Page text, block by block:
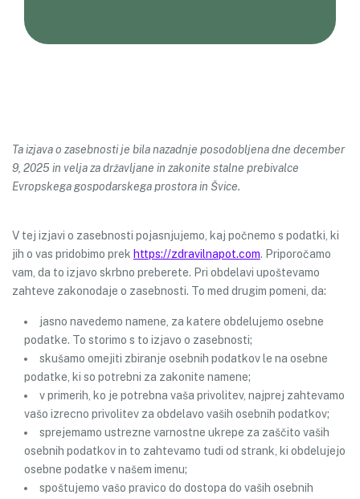
Ta izjava o zasebnosti je bila nazadnje posodobljena dne december
9, 2025 in velja za državljane in zakonite stalne prebivalce
Evropskega gospodarskega prostora in Švice.
V tej izjavi o zasebnosti pojasnjujemo, kaj počnemo s podatki, ki
jih o vas pridobimo prek https://zdravilnapot.com. Priporočamo
vam, da to izjavo skrbno preberete. Pri obdelavi upoštevamo
zahteve zakonodaje o zasebnosti. To med drugim pomeni, da:
jasno navedemo namene, za katere obdelujemo osebne
podatke. To storimo s to izjavo o zasebnosti;
skušamo omejiti zbiranje osebnih podatkov le na osebne
podatke, ki so potrebni za zakonite namene;
v primerih, ko je potrebna vaša privolitev, najprej zahtevamo
vašo izrecno privolitev za obdelavo vaših osebnih podatkov;
sprejemamo ustrezne varnostne ukrepe za zaščito vaših
osebnih podatkov in to zahtevamo tudi od strank, ki obdelujejo
osebne podatke v našem imenu;
spoštujemo vašo pravico do dostopa do vaših osebnih